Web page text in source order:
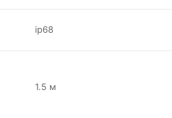
ip68
1.5 м